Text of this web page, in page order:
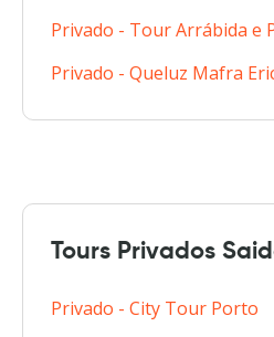
Privado - Tour Arrábida e
Privado - Queluz Mafra
Tours Privados
Privado - City Tour Porto